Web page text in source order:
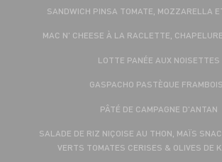
SANDWICH PINSA TOMATE, MOZZARELLA
MAC N' CHEESE À LA RACLETTE,
LOTTE PANÉE AUX NOISETTES
GASPACHO PASTÈQUE
PÂTÉ DE CAMPAGNE D'ANTAN
SALADE DE RIZ NIÇOISE AU THON, MAÏS
VERTS TOMATES CERISES & OLIVES DE